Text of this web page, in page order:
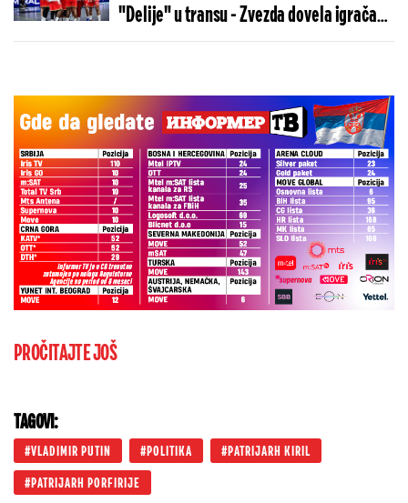
"Delije" u transu - Zvezda dovela igrača
Real Madrida!
PROČITAJTE JOŠ
TAGOVI:
VLADIMIR PUTIN POLITIKA PATRIJARH KIRIL
PATRIJARH PORFIRIJE